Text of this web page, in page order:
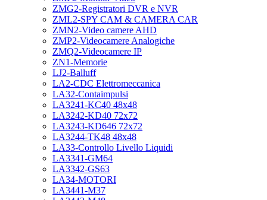
ZMG2-Registratori DVR e NVR
ZML2-SPY CAM & CAMERA CAR
ZMN2-Video camere AHD
ZMP2-Videocamere Analogiche
ZMQ2-Videocamere IP
ZN1-Memorie
LJ2-Balluff
LA2-CDC Elettromeccanica
LA32-Contaimpulsi
LA3241-KC40 48x48
LA3242-KD40 72x72
LA3243-KD646 72x72
LA3244-TK48 48x48
LA33-Controllo Livello Liquidi
LA3341-GM64
LA3342-GS63
LA34-MOTORI
LA3441-M37